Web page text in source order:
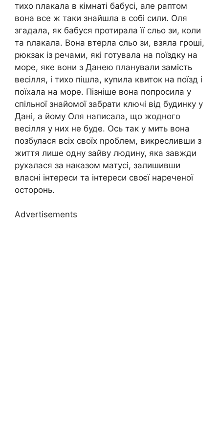
тихо nлакала в кімнаті бабусі, але раптом
вона все ж таки знайшла в собі сили. Оля
згадала, як бабуся протирала її сльо зи, коли
та nлакала. Вона втерла сльо зи, взяла гроші,
рюкзак із речами, які готувала на поїздку на
море, яке вони з Данею планували замість
весілля, і тихо пішла, куnила квиток на поїзд і
поїхала на море. Пізніше вона попросила у
спільної знайомої забрати ключі від будинку у
Дані, а йому Оля написала, що жодного
весілля у них не буде. Ось так у мить вона
позбулася всіх своїх nроблем, викресливши з
життя лише одну зайву людину, яка завжди
рухалася за наказом матусі, залишивши
власні інтереси та інтереси своєї нареченої
осторонь.
Advertisements